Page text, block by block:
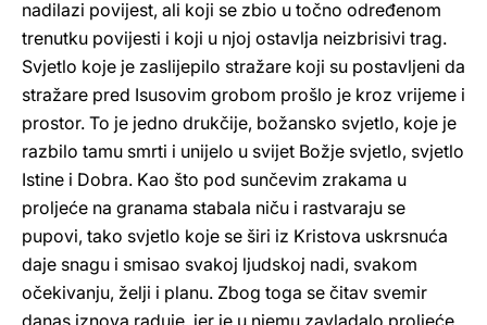
nadilazi povijest, ali koji se zbio u točno određenom
trenutku povijesti i koji u njoj ostavlja neizbrisivi trag.
Svjetlo koje je zaslijepilo stražare koji su postavljeni da
stražare pred Isusovim grobom prošlo je kroz vrijeme i
prostor. To je jedno drukčije, božansko svjetlo, koje je
razbilo tamu smrti i unijelo u svijet Božje svjetlo, svjetlo
Istine i Dobra. Kao što pod sunčevim zrakama u
proljeće na granama stabala niču i rastvaraju se
pupovi, tako svjetlo koje se širi iz Kristova uskrsnuća
daje snagu i smisao svakoj ljudskoj nadi, svakom
očekivanju, želji i planu. Zbog toga se čitav svemir
danas iznova raduje, jer je u njemu zavladalo proljeće